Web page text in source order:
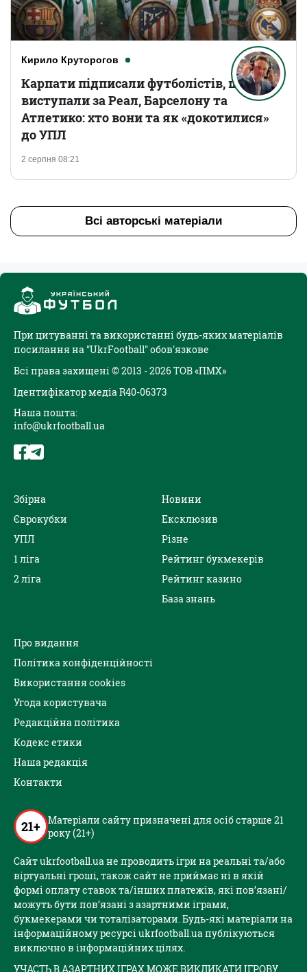
Кирило Круторогов
2 серпня 08:21
Карпати підписали футболістів, що
виступали за Реал, Барселону та
Атлетико: хто вони та як «докотилися»
до УПЛ
Всі авторські матеріали
При цитуванні та використанні будь-яких матеріалів
посилання на "UkrFootball" обов'язкове
Всі права захищені © 2013 - 2026 ТОВ «ПМХ»
Ідентифікатор медіа R40-06373
Наша пошта:
info@ukrfootball.ua
Збірна
Єврокубки
УПЛ
1 ліга
2 ліга
Новини
Ексклюзив
Різне
Рейтинг букмекерів
Рейтинг казино
База знань
Про видання
Політика конфіденційності
Використання cookies
Угода користувача
Редакційна політика
Кодекс етики
Наша редакція
Контакти
21+ Матеріали сайту призначені для осіб старше 21
року (21+)
Сайт ukrfootball.ua не проводить ігри на реальні та/або
віртуальні гроші, також сайт не приймає ні в якій
формі оплату ставок та/інших платежів, які пов’язані/
можуть бути пов’язані з азартними іграми,
букмекерами чи тоталізаторами. Будь-які матеріали на
інформаційному ресурсі ukrfootball.ua публікуються
виключно в інформаційних цілях.
УЧАСТЬ В АЗАРТНИХ ІГРАХ МОЖЕ ВИКЛИКАТИ ІГРОВУ